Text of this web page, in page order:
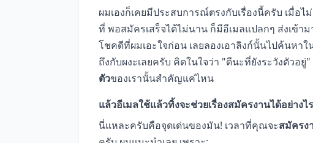
ผมเองก็เคยมีประสบการณ์ตรงกับเรื่องนี้ครับ เมื่อ
ที่ พอสมัครเสร็จได้ไม่นาน ก็มีอีเมลแปลกๆ ส่งเข้า
โชคดีที่ผมเอะใจก่อน เลยลองเอาลิงก์นั้นไปค้นหา
ถึงกับผงะเลยครับ คิดในใจว่า "ดีนะที่ยังระวังตัวอ
ตัวของเรานั้นสำคัญแค่ไหน
แล้วอีเมลใช้แล้วทิ้งจะช่วยเรื่องสมัครงานได้อย่างไ
นี่แหละครับคือจุดเด่นของมัน! เวลาที่คุณจะสมัครง